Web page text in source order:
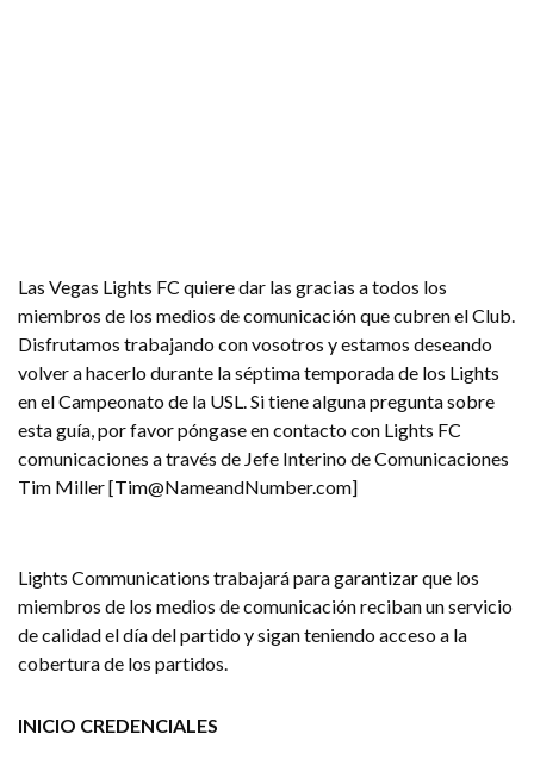
Las Vegas Lights FC quiere dar las gracias a todos los
miembros de los medios de comunicación que cubren el Club.
Disfrutamos trabajando con vosotros y estamos deseando
volver a hacerlo durante la séptima temporada de los Lights
en el Campeonato de la USL. Si tiene alguna pregunta sobre
esta guía, por favor póngase en contacto con Lights FC
comunicaciones a través de Jefe Interino de Comunicaciones
Tim Miller [Tim@NameandNumber.com]
Lights Communications trabajará para garantizar que los
miembros de los medios de comunicación reciban un servicio
de calidad el día del partido y sigan teniendo acceso a la
cobertura de los partidos.
INICIO CREDENCIALES